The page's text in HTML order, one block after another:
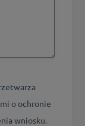
o ochronie
wniosku.